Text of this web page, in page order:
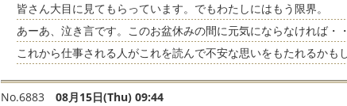
皆さん大目に見てもらっています。でもわたしにはもう限界。
あーあ、泣き言です。このお盆休みの間に元気にならなければ・
これから仕事される人がこれを読んで不安な思いをもたれるかも
No.6883
08月15日(Thu) 09:44